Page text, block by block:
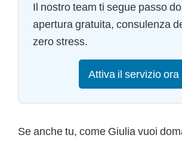
Il nostro team ti segue passo
apertura gratuita, consulenza
zero stress.
Attiva il servizio ora
Se anche tu, come Giulia vuoi